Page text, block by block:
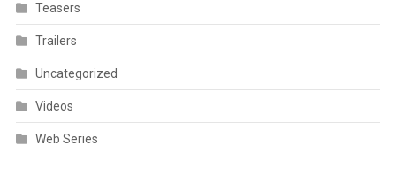
Teasers
Trailers
Uncategorized
Videos
Web Series